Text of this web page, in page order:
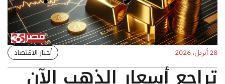
28 أبريل، 2026 أخبار الاقتصاد